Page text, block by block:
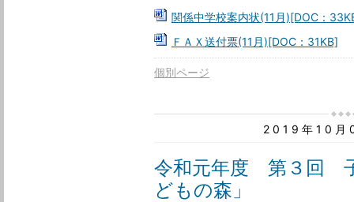
関係中学校案内状(11月)[DOC：
ＦＡＸ送付票(11月)[DOC：31KB]
個別ページ
2019年10月
令和元年度 第３回
どもの森」